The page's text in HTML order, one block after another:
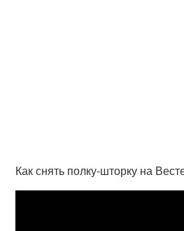
Как снять полку-шторку на